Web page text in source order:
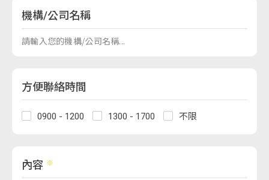
機構/公司名稱
方便聯絡時間
0900 - 1200 1300 - 1700 不限
內容